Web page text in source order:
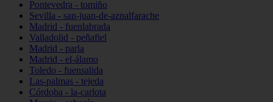
Pontevedra - tomiño
Sevilla - san-juan-de-aznalfarache
Madrid - fuenlabrada
Valladolid - peñafiel
Madrid - parla
Madrid - el-álamo
Toledo - fuensalida
Las-palmas - tejeda
Córdoba - la-carlota